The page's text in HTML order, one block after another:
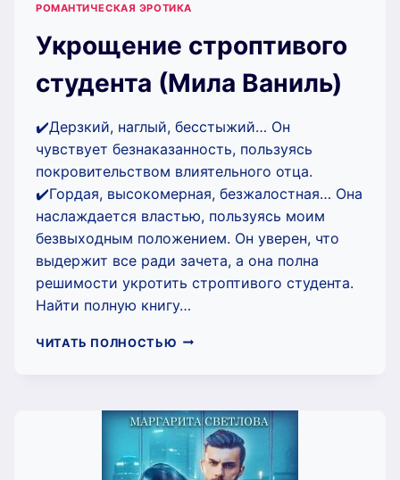
РОМАНТИЧЕСКАЯ ЭРОТИКА
Укрощение строптивого
студента (Мила Ваниль)
✔️Дерзкий, наглый, бесстыжий… Он
чувствует безнаказанность, пользуясь
покровительством влиятельного отца.
✔️Гордая, высокомерная, безжалостная… Она
наслаждается властью, пользуясь моим
безвыходным положением. Он уверен, что
выдержит все ради зачета, а она полна
решимости укротить строптивого студента.
Найти полную книгу…
ЧИТАТЬ ПОЛНОСТЬЮ УКРОЩЕНИЕ
ВАНИЛЬ)